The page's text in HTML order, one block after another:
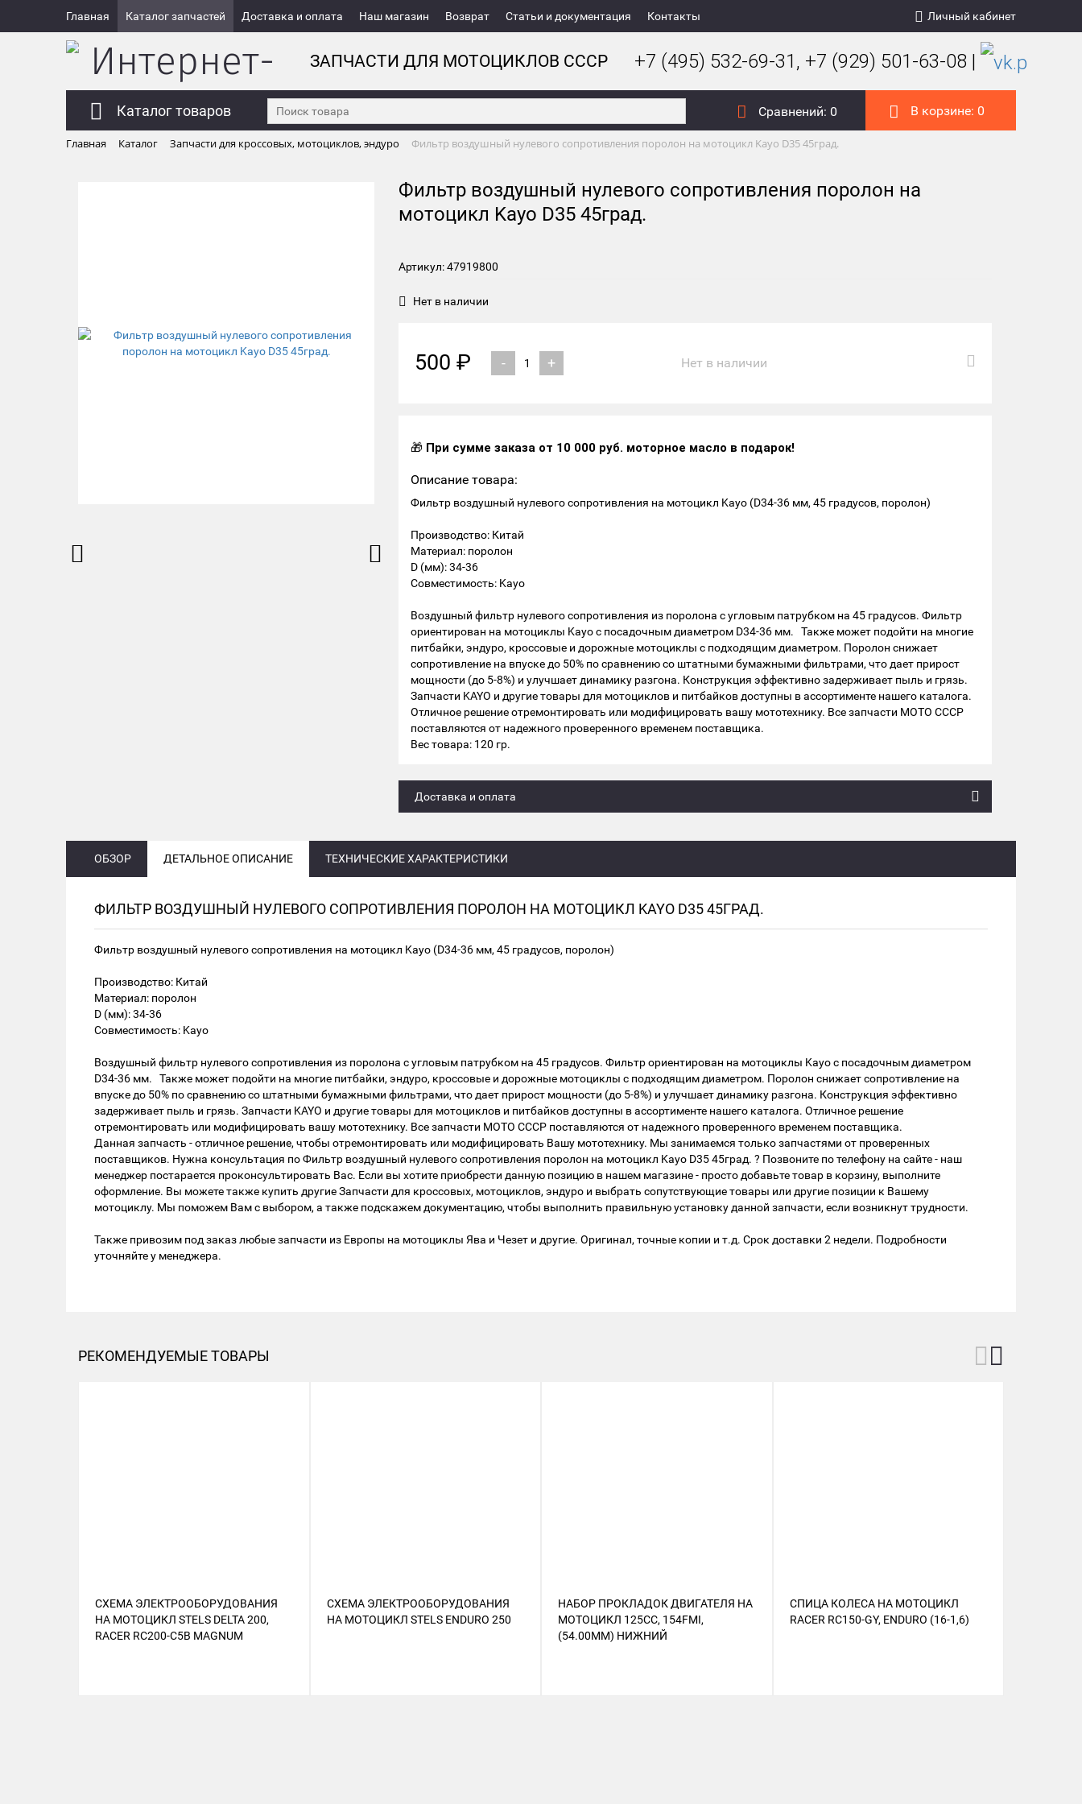
Главная Каталог запчастей Доставка и оплата Наш магазин Возврат Статьи и документация Контакты Личный кабинет
ЗАПЧАСТИ ДЛЯ МОТОЦИКЛОВ СССР +7 (495) 532-69-31, +7 (929) 501-63-08 |
Каталог товаров Сравнений: 0 В корзине: 0
Главная Каталог Запчасти для кроссовых, мотоциклов, эндуро Фильтр воздушный нулевого сопротивления поролон на мотоцикл Kayo D35 45град.
Фильтр воздушный нулевого сопротивления поролон на
мотоцикл Kayo D35 45град.
Артикул: 47919800
Нет в наличии
500 ₽ - + Нет в наличии
🎁 При сумме заказа от 10 000 руб. моторное масло в подарок!
Описание товара:
Фильтр воздушный нулевого сопротивления на мотоцикл Kayo (D34-36 мм, 45 градусов, поролон)
Производство: Китай
Материал: поролон
D (мм): 34-36
Совместимость: Kayo
Воздушный фильтр нулевого сопротивления из поролона с угловым патрубком на 45 градусов. Фильтр
ориентирован на мотоциклы Kayo с посадочным диаметром D34-36 мм. Также может подойти на многие
питбайки, эндуро, кроссовые и дорожные мотоциклы с подходящим диаметром. Поролон снижает
сопротивление на впуске до 50% по сравнению со штатными бумажными фильтрами, что дает прирост
мощности (до 5-8%) и улучшает динамику разгона. Конструкция эффективно задерживает пыль и грязь.
Запчасти KAYO и другие товары для мотоциклов и питбайков доступны в ассортименте нашего каталога.
Отличное решение отремонтировать или модифицировать вашу мототехнику. Все запчасти МОТО СССР
поставляются от надежного проверенного временем поставщика.
Вес товара: 120 гр.
Доставка и оплата
ОБЗОР ДЕТАЛЬНОЕ ОПИСАНИЕ ТЕХНИЧЕСКИЕ ХАРАКТЕРИСТИКИ
ФИЛЬТР ВОЗДУШНЫЙ НУЛЕВОГО СОПРОТИВЛЕНИЯ ПОРОЛОН НА МОТОЦИКЛ KAYO D35 45ГРАД.
Фильтр воздушный нулевого сопротивления на мотоцикл Kayo (D34-36 мм, 45 градусов, поролон)
Производство: Китай
Материал: поролон
D (мм): 34-36
Совместимость: Kayo
Воздушный фильтр нулевого сопротивления из поролона с угловым патрубком на 45 градусов. Фильтр ориентирован на мотоциклы Kayo с посадочным диаметром
D34-36 мм. Также может подойти на многие питбайки, эндуро, кроссовые и дорожные мотоциклы с подходящим диаметром. Поролон снижает сопротивление на
впуске до 50% по сравнению со штатными бумажными фильтрами, что дает прирост мощности (до 5-8%) и улучшает динамику разгона. Конструкция эффективно
задерживает пыль и грязь. Запчасти KAYO и другие товары для мотоциклов и питбайков доступны в ассортименте нашего каталога. Отличное решение
отремонтировать или модифицировать вашу мототехнику. Все запчасти МОТО СССР поставляются от надежного проверенного временем поставщика.
Данная запчасть - отличное решение, чтобы отремонтировать или модифицировать Вашу мототехнику. Мы занимаемся только запчастями от проверенных
поставщиков. Нужна консультация по Фильтр воздушный нулевого сопротивления поролон на мотоцикл Kayo D35 45град. ? Позвоните по телефону на сайте - наш
менеджер постарается проконсультировать Вас. Если вы хотите приобрести данную позицию в нашем магазине - просто добавьте товар в корзину, выполните
оформление. Вы можете также купить другие Запчасти для кроссовых, мотоциклов, эндуро и выбрать сопутствующие товары или другие позиции к Вашему
мотоциклу. Мы поможем Вам с выбором, а также подскажем документацию, чтобы выполнить правильную установку данной запчасти, если возникнут трудности.
Также привозим под заказ любые запчасти из Европы на мотоциклы Ява и Чезет и другие. Оригинал, точные копии и т.д. Срок доставки 2 недели. Подробности
уточняйте у менеджера.
РЕКОМЕНДУЕМЫЕ ТОВАРЫ
СХЕМА ЭЛЕКТРООБОРУДОВАНИЯ
НА МОТОЦИКЛ STELS DELTA 200,
RACER RC200-C5B MAGNUM
СХЕМА ЭЛЕКТРООБОРУДОВАНИЯ
НА МОТОЦИКЛ STELS ENDURO 250
НАБОР ПРОКЛАДОК ДВИГАТЕЛЯ НА
МОТОЦИКЛ 125CC, 154FMI,
(54.00ММ) НИЖНИЙ
СПИЦА КОЛЕСА НА МОТОЦИКЛ
RACER RC150-GY, ENDURO (16-1,6)